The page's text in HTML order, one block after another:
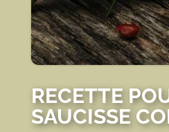
RECETTE
SAUCISSE